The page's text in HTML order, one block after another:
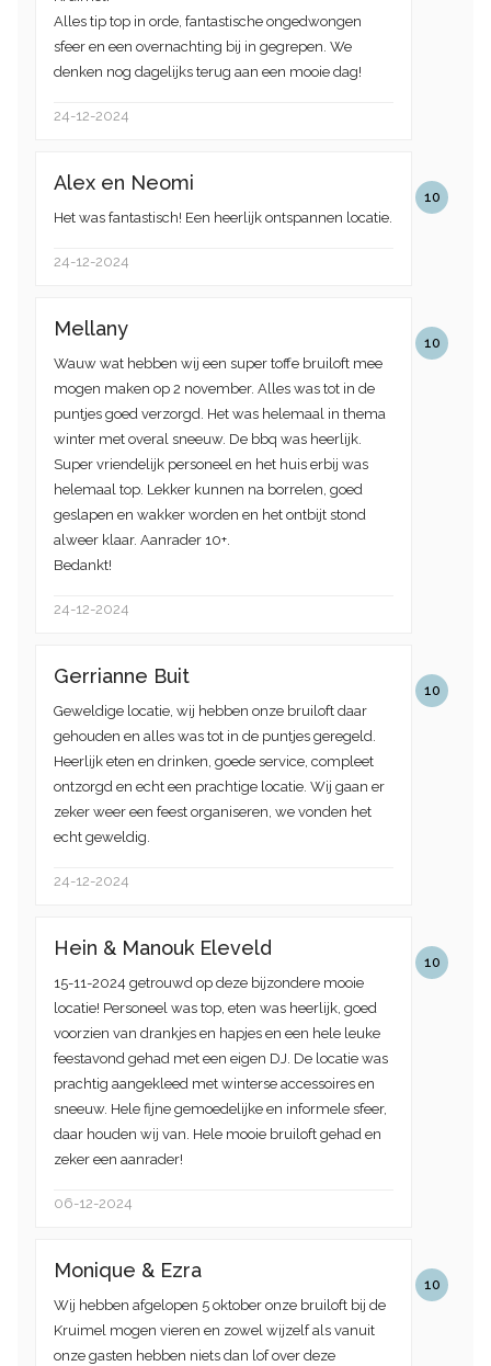
Alles tip top in orde, fantastische ongedwongen
sfeer en een overnachting bij in gegrepen. We
denken nog dagelijks terug aan een mooie dag!
24-12-2024
10
Alex en Neomi
Het was fantastisch! Een heerlijk ontspannen locatie.
24-12-2024
10
Mellany
Wauw wat hebben wij een super toffe bruiloft mee
mogen maken op 2 november. Alles was tot in de
puntjes goed verzorgd. Het was helemaal in thema
winter met overal sneeuw. De bbq was heerlijk.
Super vriendelijk personeel en het huis erbij was
helemaal top. Lekker kunnen na borrelen, goed
geslapen en wakker worden en het ontbijt stond
alweer klaar. Aanrader 10+.
Bedankt!
24-12-2024
10
Gerrianne Buit
Geweldige locatie, wij hebben onze bruiloft daar
gehouden en alles was tot in de puntjes geregeld.
Heerlijk eten en drinken, goede service, compleet
ontzorgd en echt een prachtige locatie. Wij gaan er
zeker weer een feest organiseren, we vonden het
echt geweldig.
24-12-2024
10
Hein & Manouk Eleveld
15-11-2024 getrouwd op deze bijzondere mooie
locatie! Personeel was top, eten was heerlijk, goed
voorzien van drankjes en hapjes en een hele leuke
feestavond gehad met een eigen DJ. De locatie was
prachtig aangekleed met winterse accessoires en
sneeuw. Hele fijne gemoedelijke en informele sfeer,
daar houden wij van. Hele mooie bruiloft gehad en
zeker een aanrader!
06-12-2024
10
Monique & Ezra
Wij hebben afgelopen 5 oktober onze bruiloft bij de
Kruimel mogen vieren en zowel wijzelf als vanuit
onze gasten hebben niets dan lof over deze